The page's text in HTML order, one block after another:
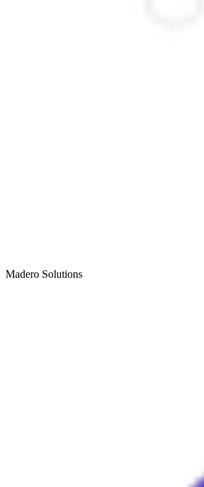
Madero Solutions